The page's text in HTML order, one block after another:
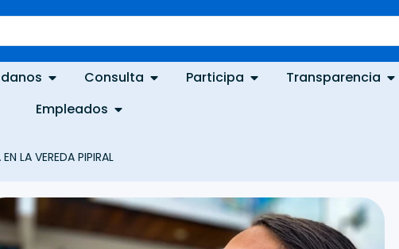
Consulta Participa
Transparencia
Empleados
LA VEREDA PIPIRAL